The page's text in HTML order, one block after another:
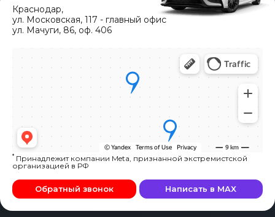
Краснодар,
ул. Московская, 117 - главный офис
ул. Мачуги, 86, оф. 406
* Принадлежит компании Meta, признанной экстремистской
организацией в РФ
Обратный звонок Написать в MAX